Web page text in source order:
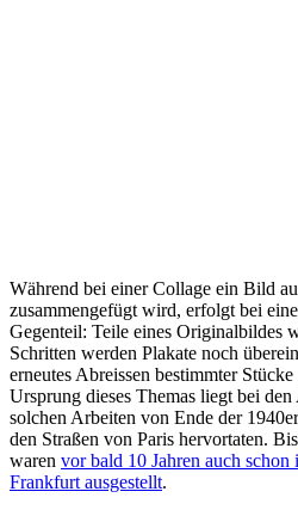
Während bei einer Collage ein Bild
zusammengefügt wird, erfolgt bei
Gegenteil: Teile eines Originalbildes
Schritten werden Plakate noch
erneutes Abreissen bestimmter
Ursprung dieses Themas liegt bei
solchen Arbeiten von Ende der
den Straßen von Paris hervortaten.
waren vor bald 10 Jahren auch
Frankfurt ausgestellt.